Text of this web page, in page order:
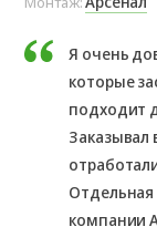
Я очень
которые
подходит
Заказывал
компании